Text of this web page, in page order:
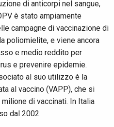
di anticorpi nel sangue,
è stato ampiamente
campagne di vaccinazione di
poliomielite, e viene ancora
e medio reddito per
e prevenire epidemie.
al suo utilizzo è la
al vaccino (VAPP), che si
di vaccinati. In Italia
dal 2002.